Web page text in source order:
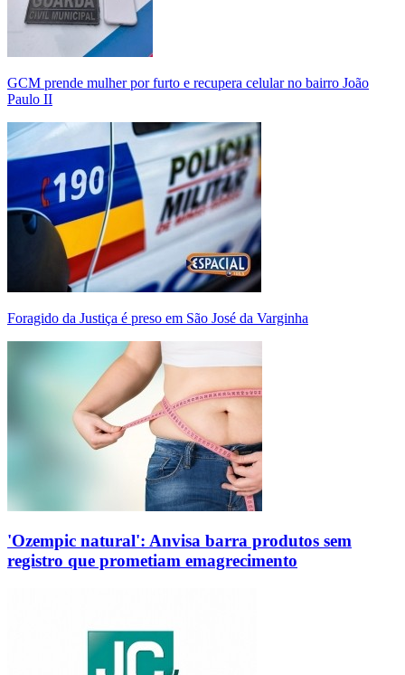
GCM prende mulher por furto e recupera celular no bairro João
Paulo II
Foragido da Justiça é preso em São José da Varginha
'Ozempic natural': Anvisa barra produtos sem
registro que prometiam emagrecimento